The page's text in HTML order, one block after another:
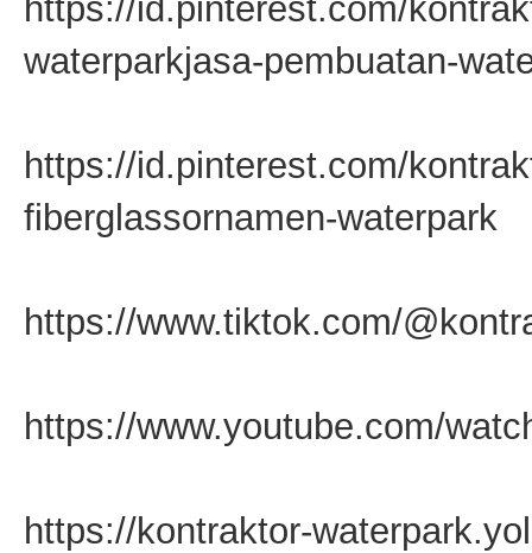
https://id.pinterest.com/
waterparkjasa-pembuatan-
https://id.pinterest.com/
fiberglassornamen-waterpark
https://www.tiktok.com/
https://www.youtube.com/
https://kontraktor-